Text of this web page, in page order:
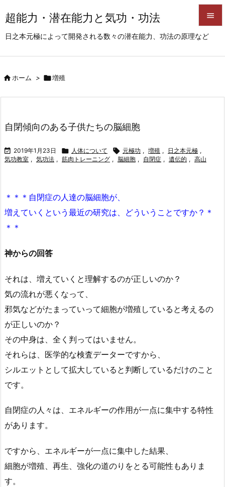
超能力・潜在能力と気功・功法
日之本元極によって開発される数々の潜在能力、功法の原理など


前へ
ホーム > 増殖
自閉傾向のある子供たちの脳細胞
 2019年1月23日  人体について  元極功 , 増殖 , 日之本元極 ,
気功教室 , 気功法 , 筋肉トレーニング , 脳細胞 , 自閉症 , 遺伝的 , 高山
＊＊＊自閉症の人達の脳細胞が、
増えていくという最近の研究は、どういうことですか？＊
＊＊
神からの回答
それは、増えていくと理解するのが正しいのか？
気の流れが悪くなって、
邪気などがたまっていって細胞が増殖していると考えるの
が正しいのか？
その中身は、全く判ってはいません。
それらは、医学的な検査データーですから、
シルエットとして拡大していると判断しているだけのこと
です。
自閉症の人々は、エネルギーの作用が一点に集中する特性
があります。
ですから、エネルギーが一点に集中した結果、
細胞が増殖、再生、強化の道のりをとる可能性もありま
す。